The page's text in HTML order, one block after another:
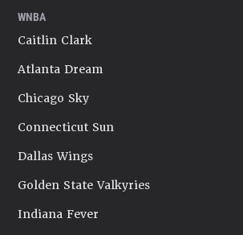
WNBA
Caitlin Clark
Atlanta Dream
Chicago Sky
Connecticut Sun
Dallas Wings
Golden State Valkyries
Indiana Fever